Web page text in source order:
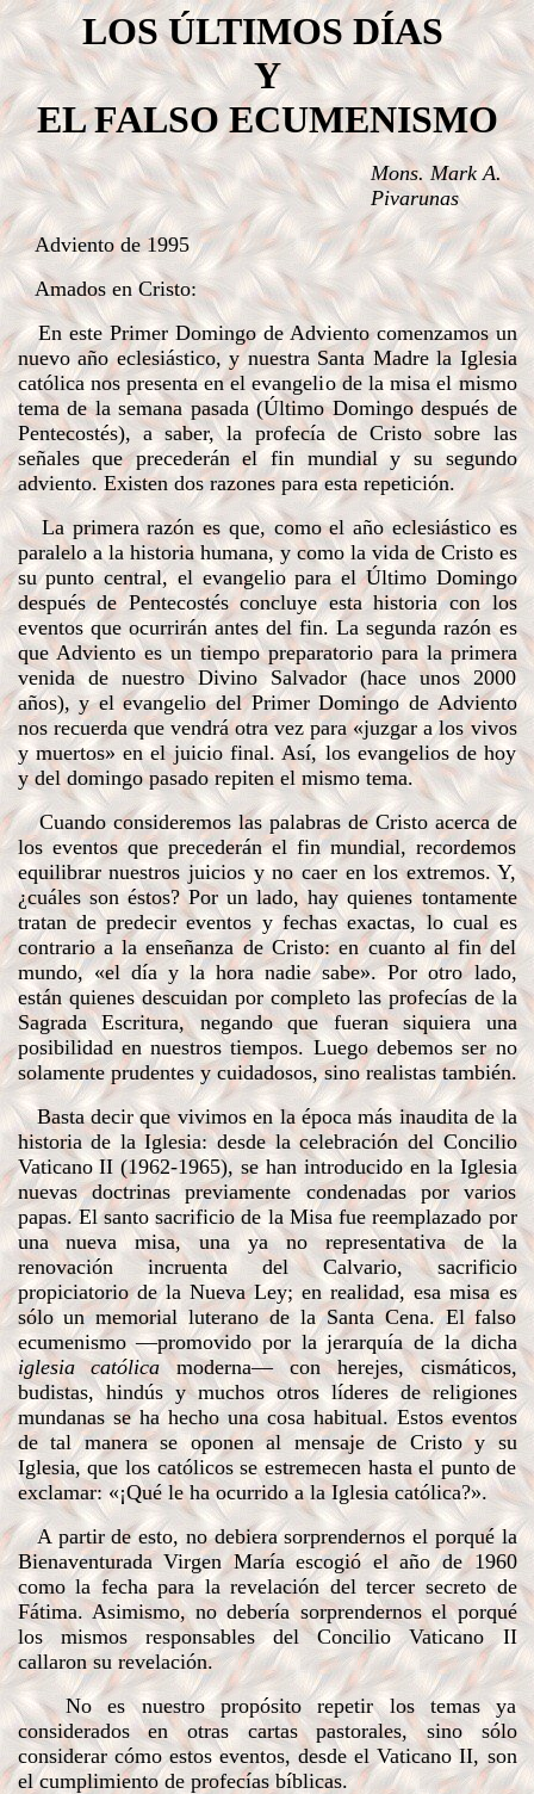
LOS ÚLTIMOS DÍAS
Y
EL FALSO ECUMENISMO
Mons. Mark A.
Pivarunas
.
Adviento de 1995
Amados en Cristo:
En este Primer Domingo de Adviento comenzamos un
nuevo año eclesiástico, y nuestra Santa Madre la Iglesia
católica nos presenta en el evangelio de la misa el mismo
tema de la semana pasada (Último Domingo después de
Pentecostés), a saber, la profecía de Cristo sobre las
señales que precederán el fin mundial y su segundo
adviento. Existen dos razones para esta repetición.
La primera razón es que, como el año eclesiástico es
paralelo a la historia humana, y como la vida de Cristo es
su punto central, el evangelio para el Último Domingo
después de Pentecostés concluye esta historia con los
eventos que ocurrirán antes del fin. La segunda razón es
que Adviento es un tiempo preparatorio para la primera
venida de nuestro Divino Salvador (hace unos 2000
años), y el evangelio del Primer Domingo de Adviento
nos recuerda que vendrá otra vez para «juzgar a los vivos
y muertos» en el juicio final. Así, los evangelios de hoy
y del domingo pasado repiten el mismo tema.
Cuando consideremos las palabras de Cristo acerca de
los eventos que precederán el fin mundial, recordemos
equilibrar nuestros juicios y no caer en los extremos. Y,
¿cuáles son éstos? Por un lado, hay quienes tontamente
tratan de predecir eventos y fechas exactas, lo cual es
contrario a la enseñanza de Cristo: en cuanto al fin del
mundo, «el día y la hora nadie sabe». Por otro lado,
están quienes descuidan por completo las profecías de la
Sagrada Escritura, negando que fueran siquiera una
posibilidad en nuestros tiempos. Luego debemos ser no
solamente prudentes y cuidadosos, sino realistas también.
Basta decir que vivimos en la época más inaudita de la
historia de la Iglesia: desde la celebración del Concilio
Vaticano II (1962-1965), se han introducido en la Iglesia
nuevas doctrinas previamente condenadas por varios
papas. El santo sacrificio de la Misa fue reemplazado por
una nueva misa, una ya no representativa de la
renovación incruenta del Calvario, sacrificio
propiciatorio de la Nueva Ley; en realidad, esa misa es
sólo un memorial luterano de la Santa Cena. El falso
ecumenismo —promovido por la jerarquía de la dicha
iglesia católica moderna— con herejes, cismáticos,
budistas, hindús y muchos otros líderes de religiones
mundanas se ha hecho una cosa habitual. Estos eventos
de tal manera se oponen al mensaje de Cristo y su
Iglesia, que los católicos se estremecen hasta el punto de
exclamar: «¡Qué le ha ocurrido a la Iglesia católica?».
A partir de esto, no debiera sorprendernos el porqué la
Bienaventurada Virgen María escogió el año de 1960
como la fecha para la revelación del tercer secreto de
Fátima. Asimismo, no debería sorprendernos el porqué
los mismos responsables del Concilio Vaticano II
callaron su revelación.
No es nuestro propósito repetir los temas ya
considerados en otras cartas pastorales, sino sólo
considerar cómo estos eventos, desde el Vaticano II, son
el cumplimiento de profecías bíblicas.